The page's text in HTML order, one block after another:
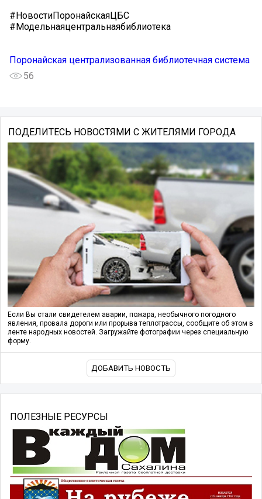
#НовостиПоронайскаяЦБС
#Модельнаяцентральнаябиблиотека
Поронайская централизованная библиотечная система
56
ПОДЕЛИТЕСЬ НОВОСТЯМИ С ЖИТЕЛЯМИ ГОРОДА
Если Вы стали свидетелем аварии, пожара, необычного погодного
явления, провала дороги или прорыва теплотрассы, сообщите об этом в
ленте народных новостей. Загружайте фотографии через специальную
форму.
ДОБАВИТЬ НОВОСТЬ
ПОЛЕЗНЫЕ РЕСУРСЫ